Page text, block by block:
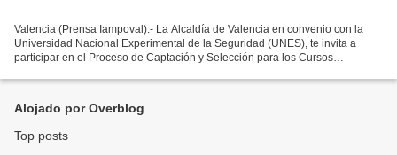
Valencia (Prensa Iampoval).- La Alcaldía de Valencia en convenio con la
Universidad Nacional Experimental de la Seguridad (UNES), te invita a
participar en el Proceso de Captación y Selección para los Cursos
Alojado por Overblog
Top posts